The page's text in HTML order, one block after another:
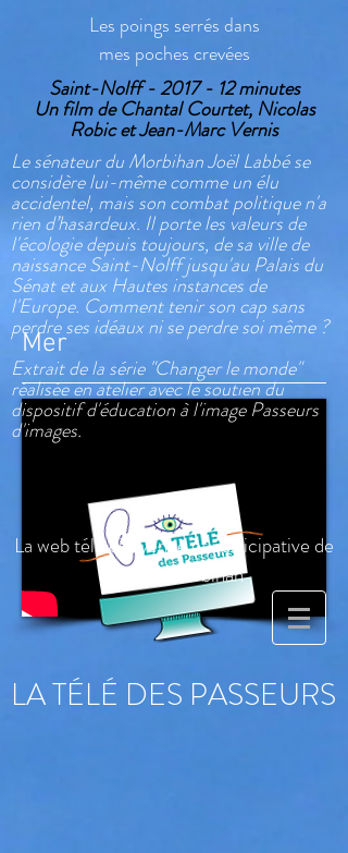
Les poings serrés dans
mes poches crevées
Saint-Nolff - 2017 - 12 minutes
Un film de Chantal Courtet, Nicolas
Robic et Jean-Marc Vernis
Le sénateur du Morbihan Joël Labbé se
considère lui-même comme un élu
accidentel, mais son combat politique n'a
rien d’hasardeux. Il porte les valeurs de
l'écologie depuis toujours, de sa ville de
naissance Saint-Nolff jusqu'au Palais du
Sénat et aux Hautes instances de
l'Europe. Comment tenir son cap sans
perdre ses idéaux ni se perdre soi même ?
Extrait de la série "Changer le monde"
réalisée en atelier avec le soutien du
dispositif d'éducation à l'image Passeurs
d'images.
La web télé citoyenne et participative de
l'Est du Morbihan
LA TÉLÉ DES PASSEURS
Mer